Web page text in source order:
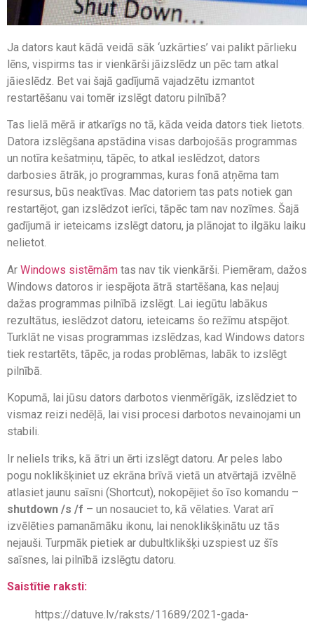
Ja dators kaut kādā veidā sāk ‘uzkārties’ vai palikt pārlieku
lēns, vispirms tas ir vienkārši jāizslēdz un pēc tam atkal
jāieslēdz. Bet vai šajā gadījumā vajadzētu izmantot
restartēšanu vai tomēr izslēgt datoru pilnībā?
Tas lielā mērā ir atkarīgs no tā, kāda veida dators tiek lietots.
Datora izslēgšana apstādina visas darbojošās programmas
un notīra kešatmiņu, tāpēc, to atkal ieslēdzot, dators
darbosies ātrāk, jo programmas, kuras fonā atņēma tam
resursus, būs neaktīvas. Mac datoriem tas pats notiek gan
restartējot, gan izslēdzot ierīci, tāpēc tam nav nozīmes. Šajā
gadījumā ir ieteicams izslēgt datoru, ja plānojat to ilgāku laiku
nelietot.
Ar Windows sistēmām tas nav tik vienkārši. Piemēram, dažos
Windows datoros ir iespējota ātrā startēšana, kas neļauj
dažas programmas pilnībā izslēgt. Lai iegūtu labākus
rezultātus, ieslēdzot datoru, ieteicams šo režīmu atspējot.
Turklāt ne visas programmas izslēdzas, kad Windows dators
tiek restartēts, tāpēc, ja rodas problēmas, labāk to izslēgt
pilnībā.
Kopumā, lai jūsu dators darbotos vienmērīgāk, izslēdziet to
vismaz reizi nedēļā, lai visi procesi darbotos nevainojami un
stabili.
Ir neliels triks, kā ātri un ērti izslēgt datoru. Ar peles labo
pogu noklikšķiniet uz ekrāna brīvā vietā un atvērtajā izvēlnē
atlasiet jaunu saīsni (Shortcut), nokopējiet šo īso komandu –
shutdown /s /f – un nosauciet to, kā vēlaties. Varat arī
izvēlēties pamanāmāku ikonu, lai nenoklikšķinātu uz tās
nejauši. Turpmāk pietiek ar dubultklikšķi uzspiest uz šīs
saīsnes, lai pilnībā izslēgtu datoru.
Saistītie raksti:
https://datuve.lv/raksts/11689/2021-gada-